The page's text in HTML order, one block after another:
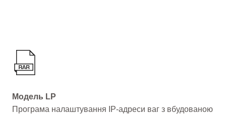
Модель LP
Програма налаштування IP-адреси ваг з вбудованою